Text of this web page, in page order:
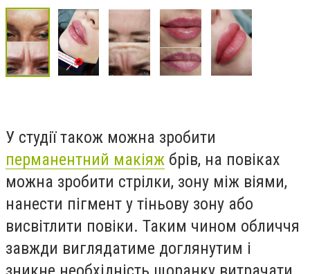
У студії також можна зробити
перманентний макіяж брів, на повіках
можна зробити стрілки, зону між віями,
нанести пігмент у тіньову зону або
висвітлити повіки. Таким чином обличчя
завжди виглядатиме доглянутим і